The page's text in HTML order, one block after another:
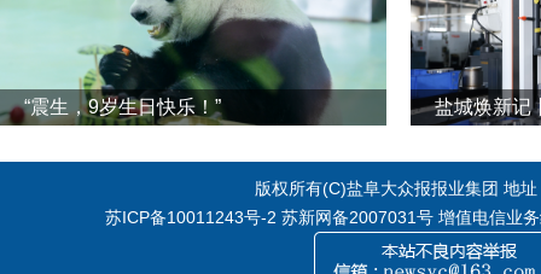
“震生，9岁生日快乐！”
版权所有(C)盐阜大众报报业集团 地
苏ICP备10011243号-2 苏新网备2007031号 增值电信业